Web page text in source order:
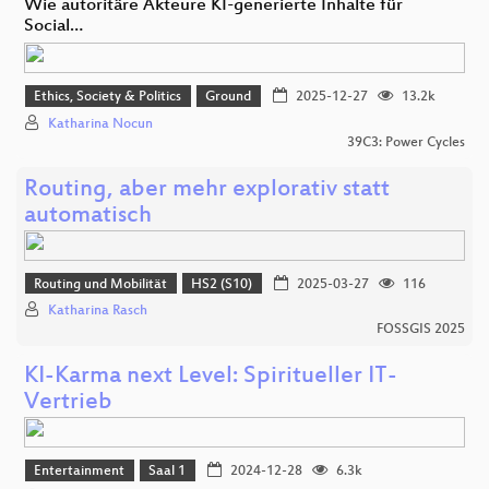
Wie autoritäre Akteure KI-generierte Inhalte für
Social…
Ethics, Society & Politics Ground 2025-12-27
13.2k
Katharina Nocun
39C3: Power Cycles
Routing, aber mehr explorativ statt
automatisch
Routing und Mobilität HS2 (S10) 2025-03-27
116
Katharina Rasch
FOSSGIS 2025
KI-Karma next Level: Spiritueller IT-
Vertrieb
Entertainment Saal 1 2024-12-28
6.3k